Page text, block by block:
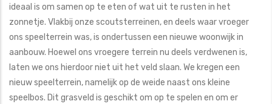
ideaal is om samen op te eten of wat uit te rusten in het
zonnetje. Vlakbij onze scoutsterreinen, en deels waar vroeger
ons speelterrein was, is ondertussen een nieuwe woonwijk in
aanbouw. Hoewel ons vroegere terrein nu deels verdwenen is,
laten we ons hierdoor niet uit het veld slaan. We kregen een
nieuw speelterrein, namelijk op de weide naast ons kleine
speelbos. Dit grasveld is geschikt om op te spelen en om er